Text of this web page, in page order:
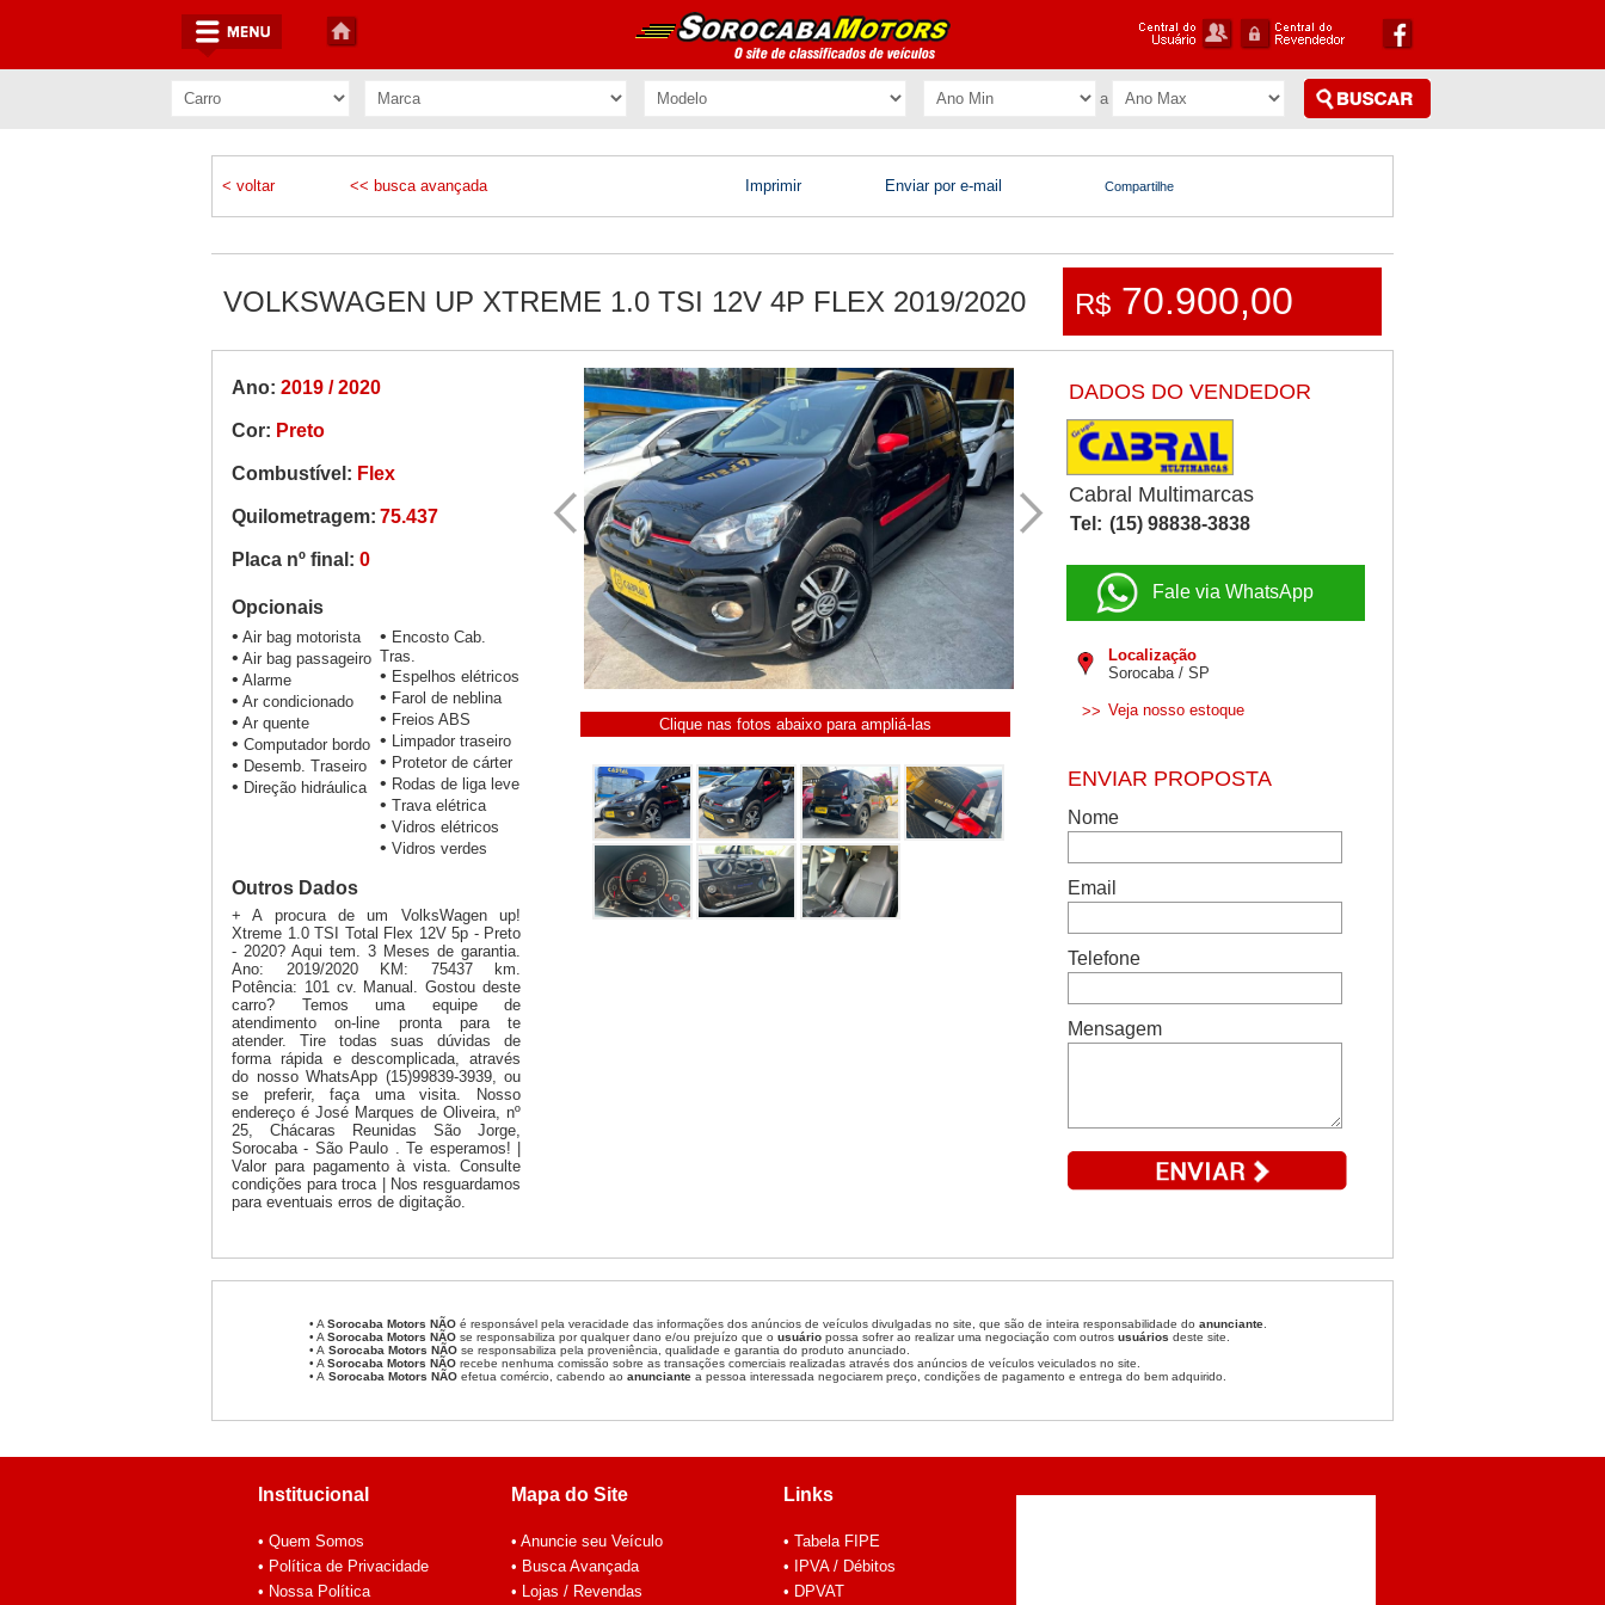
< voltar << busca avançada Imprimir Enviar por e-mail Compartilhe
VOLKSWAGEN UP XTREME 1.0 TSI 12V 4P FLEX 2019/2020 R$ 70.900,00
Ano: 2019 / 2020
Cor: Preto
Combustível: Flex
Quilometragem: 75.437
Placa nº final: 0
Opcionais
• Air bag motorista
• Air bag passageiro
• Alarme
• Ar condicionado
• Ar quente
• Computador bordo
• Desemb. Traseiro
• Direção hidráulica
• Encosto Cab.
Tras.
• Espelhos elétricos
• Farol de neblina
• Freios ABS
• Limpador traseiro
• Protetor de cárter
• Rodas de liga leve
• Trava elétrica
• Vidros elétricos
• Vidros verdes
Outros Dados
+ A procura de um VolksWagen up!
Xtreme 1.0 TSI Total Flex 12V 5p - Preto
- 2020? Aqui tem. 3 Meses de garantia.
Ano: 2019/2020 KM: 75437 km.
Potência: 101 cv. Manual. Gostou deste
carro? Temos uma equipe de
atendimento on-line pronta para te
atender. Tire todas suas dúvidas de
forma rápida e descomplicada, através
do nosso WhatsApp (15)99839-3939, ou
se preferir, faça uma visita. Nosso
endereço é José Marques de Oliveira, nº
25, Chácaras Reunidas São Jorge,
Sorocaba - São Paulo . Te esperamos! |
Valor para pagamento à vista. Consulte
condições para troca | Nos resguardamos
para eventuais erros de digitação.
Clique nas fotos abaixo para ampliá-las
DADOS DO VENDEDOR
Cabral Multimarcas
Tel: (15) 98838-3838
Fale via WhatsApp
Localização
Sorocaba / SP
>> Veja nosso estoque
• A Sorocaba Motors NÃO é responsável pela veracidade das informações dos anúncios de veículos divulgadas no site, que são de inteira responsabilidade do anunciante
• A Sorocaba Motors NÃO se responsabiliza por qualquer dano e/ou prejuízo que o usuário possa sofrer ao realizar uma negociação com outros usuários deste site.
• A Sorocaba Motors NÃO se responsabiliza pela proveniência, qualidade e garantia do produto anunciado.
• A Sorocaba Motors NÃO recebe nenhuma comissão sobre as transações comerciais realizadas através dos anúncios de veículos veiculados no site.
• A Sorocaba Motors NÃO efetua comércio, cabendo ao anunciante a pessoa interessada negociarem preço, condições de pagamento e entrega do bem adquirido.